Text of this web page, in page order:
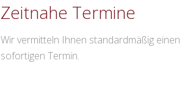
Zeitnahe Termine
Wir vermitteln Ihnen standardmäßig einen
sofortigen Termin.